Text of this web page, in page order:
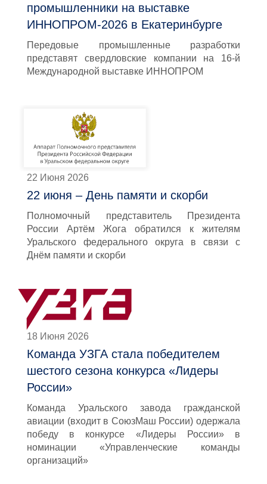
промышленники на выставке
ИННОПРОМ-2026 в Екатеринбурге
Передовые промышленные разработки
представят свердловские компании на 16-й
Международной выставке ИННОПРОМ
22 Июня 2026
22 июня – День памяти и скорби
Полномочный представитель Президента
России Артём Жога обратился к жителям
Уральского федерального округа в связи с
Днём памяти и скорби
18 Июня 2026
Команда УЗГА стала победителем
шестого сезона конкурса «Лидеры
России»
Команда Уральского завода гражданской
авиации (входит в СоюзМаш России) одержала
победу в конкурсе «Лидеры России» в
номинации «Управленческие команды
организаций»